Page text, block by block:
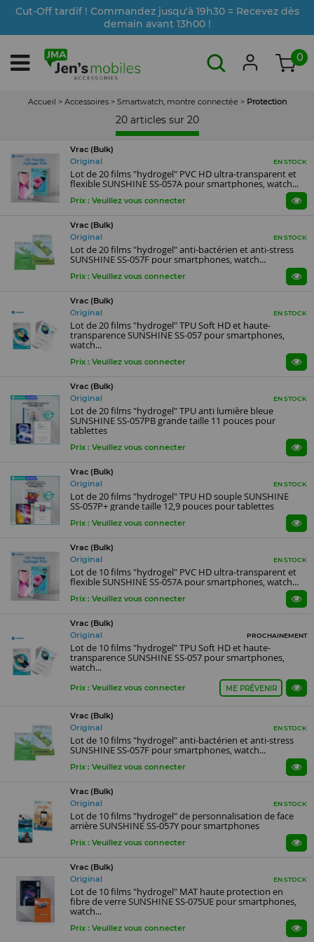
Cut-Off tardif ! Commandez jusqu'à 19h30 = Recevez dès
demain avant 13h00 !
0
Accueil > Accessoires > Smartwatch, montre connectée > Protection
20 articles sur 20
Vrac (Bulk)
Original
EN STOCK
Lot de 20 films "hydrogel" PVC HD ultra-transparent et
flexible SUNSHINE SS-057A pour smartphones, watch...
Prix : Veuillez vous connecter
Vrac (Bulk)
Original
EN STOCK
Lot de 20 films "hydrogel" anti-bactérien et anti-stress
SUNSHINE SS-057F pour smartphones, watch...
Prix : Veuillez vous connecter
Vrac (Bulk)
Original
EN STOCK
Lot de 20 films "hydrogel" TPU Soft HD et haute-
transparence SUNSHINE SS-057 pour smartphones,
watch...
Prix : Veuillez vous connecter
Vrac (Bulk)
Original
EN STOCK
Lot de 20 films "hydrogel" TPU anti lumière bleue
SUNSHINE SS-057PB grande taille 11 pouces pour
tablettes
Prix : Veuillez vous connecter
Vrac (Bulk)
Original
EN STOCK
Lot de 20 films "hydrogel" TPU HD souple SUNSHINE
SS-057P+ grande taille 12,9 pouces pour tablettes
Prix : Veuillez vous connecter
Vrac (Bulk)
Original
EN STOCK
Lot de 10 films "hydrogel" PVC HD ultra-transparent et
flexible SUNSHINE SS-057A pour smartphones, watch...
Prix : Veuillez vous connecter
Vrac (Bulk)
Original
PROCHAINEMENT
Lot de 10 films "hydrogel" TPU Soft HD et haute-
transparence SUNSHINE SS-057 pour smartphones,
watch...
Prix : Veuillez vous connecter ME PRÉVENIR
Vrac (Bulk)
Original
EN STOCK
Lot de 10 films "hydrogel" anti-bactérien et anti-stress
SUNSHINE SS-057F pour smartphones, watch...
Prix : Veuillez vous connecter
Vrac (Bulk)
Original
EN STOCK
Lot de 10 films "hydrogel" de personnalisation de face
arrière SUNSHINE SS-057Y pour smartphones
Prix : Veuillez vous connecter
Vrac (Bulk)
Original
EN STOCK
Lot de 10 films "hydrogel" MAT haute protection en
fibre de verre SUNSHINE SS-075UE pour smartphones,
watch...
Prix : Veuillez vous connecter